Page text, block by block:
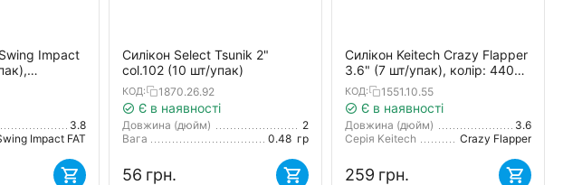
Impact
3.8
Impact FAT
Силікон Select Tsunik 2"
col.102 (10 шт/упак)
КОД: 1870.26.92
Є в наявності
Довжина (дюйм)
2
Вага
0.48 гр
‍56‍ грн.
Силікон Keitech Crazy Flapper
3.6" (7 шт/упак), колір: 440
electric shad
КОД: 1551.10.55
Є в наявності
Довжина (дюйм)
3.6
Серія Keitech
Crazy Flapper
‍259‍ грн.